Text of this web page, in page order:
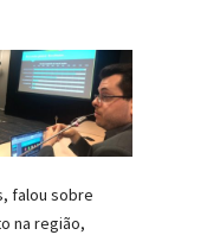
falou sobre
na região,